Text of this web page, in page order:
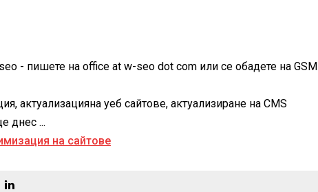
- пишете на office at w-seo dot com или се обадете на GSM
актуализацияна уеб сайтове, актуализиране на CMS
днес ...